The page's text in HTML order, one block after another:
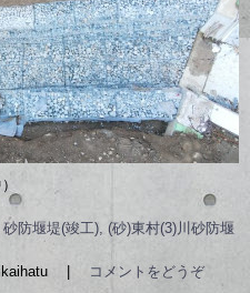
砂防堰堤(竣工), (砂)東村(3)川砂防堰
コメントをどうぞ